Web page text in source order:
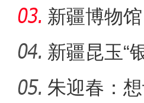
生态
新疆博物
新疆昆玉“
朱迎春：